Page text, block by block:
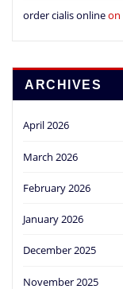
order cialis onlineon
ARCHIVES
April 2026
March 2026
February 2026
January 2026
December 2025
November 2025